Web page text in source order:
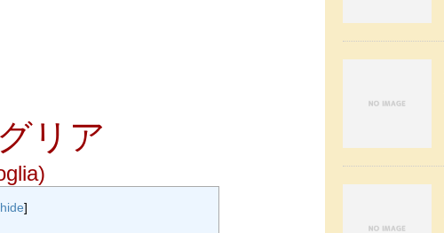
リア
hide]